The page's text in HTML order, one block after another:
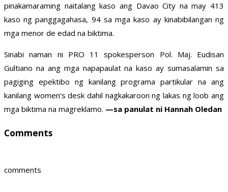
pinakamaraming naitalang kaso ang Davao City na may 413
kaso ng panggagahasa, 94 sa mga kaso ay kinabibilangan ng
mga menor de edad na biktima.
Sinabi naman ni PRO 11 spokesperson Pol. Maj. Eudisan
Gultiano na ang mga napapaulat na kaso ay sumasalamin sa
pagiging epektibo ng kanilang programa partikular na ang
kanilang women’s desk dahil nagkakaroon ng lakas ng loob ang
mga biktima na magreklamo. —sa panulat ni Hannah Oledan
Comments
comments